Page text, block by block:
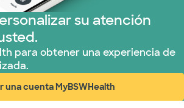
(1 planes)
(33 planes)
planes)
su atención
para obtener una experiencia de
una cuenta MyBSWHealth
(abre en ventana nueva)